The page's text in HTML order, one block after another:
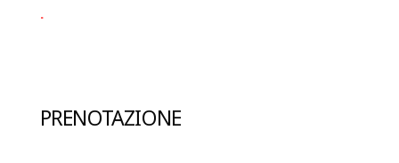
.
PRENOTAZIONE